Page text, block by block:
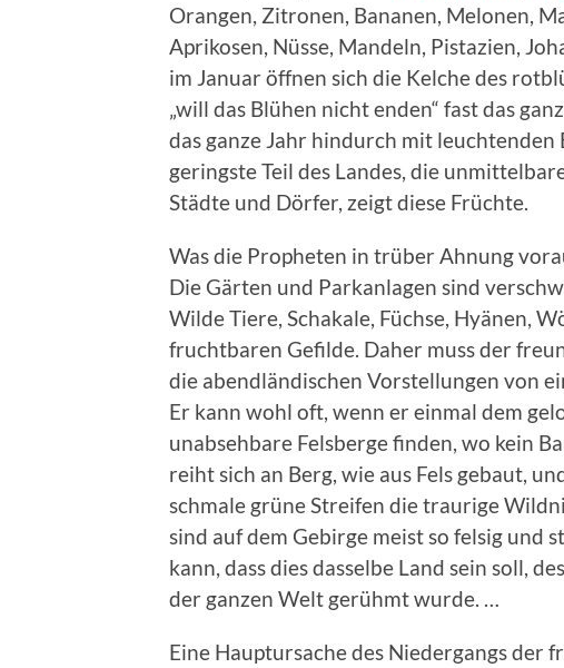
Orangen, Zitronen, Bananen, Melonen,
Aprikosen, Nüsse, Mandeln, Pistazien,
im Januar öffnen sich die Kelche des
„will das Blühen nicht enden“ fast das
das ganze Jahr hindurch mit
geringste Teil des Landes, die
Städte und Dörfer, zeigt diese Früchte.
Was die Propheten in trüber Ahnung
Die Gärten und Parkanlagen sind
Wilde Tiere, Schakale, Füchse, Hyänen,
fruchtbaren Gefilde. Daher muss der
die abendländischen Vorstellungen von
Er kann wohl oft, wenn er einmal dem
unabsehbare Felsberge finden, wo kein
reiht sich an Berg, wie aus Fels gebaut,
schmale grüne Streifen die traurige
sind auf dem Gebirge meist so felsig und
kann, dass dies dasselbe Land sein soll,
der ganzen Welt gerühmt wurde. …
Eine Hauptursache des Niedergangs der